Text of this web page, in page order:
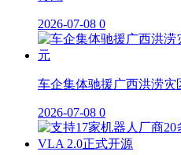
2026-07-08 0
车企集体驰援广西洪涝灾
2026-07-08 0